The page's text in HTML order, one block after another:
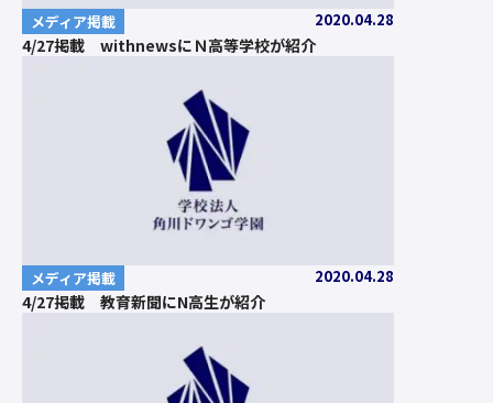
メディア掲載 2020.04.28
4/27掲載 withnewsにＮ高等学校が紹介
メディア掲載 2020.04.28
4/27掲載 教育新聞にN高生が紹介